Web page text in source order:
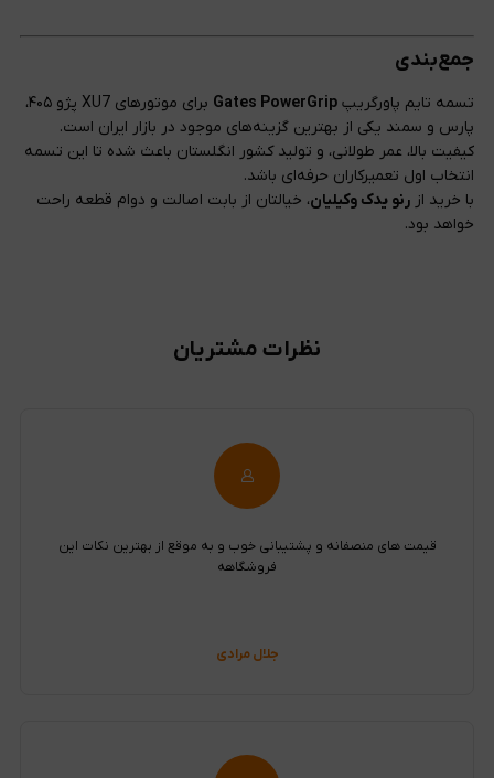
جمع‌بندی
تسمه تایم پاورگریپ Gates PowerGrip
برای موتورهای XU7 پژو ۴۰۵،
پارس و سمند یکی از بهترین گزینه‌های موجود در بازار ایران است.
کیفیت بالا، عمر طولانی، و تولید کشور انگلستان باعث شده تا این تسمه
انتخاب اول تعمیرکاران حرفه‌ای باشد.
با خرید از رنو یدک وکیلیان، خیالتان از بابت اصالت و دوام قطعه راحت
خواهد بود.
نظرات مشتریان
قیمت های منصفانه و پشتیبانی خوب و به موقع از بهترین نکات این
فروشگاهه
جلال مرادی